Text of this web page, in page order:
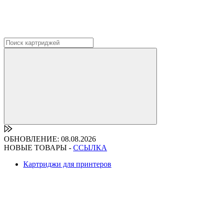
ОБНОВЛЕНИЕ: 08.08.2026
НОВЫЕ ТОВАРЫ - ССЫЛКА
Картриджи для принтеров